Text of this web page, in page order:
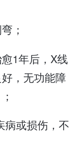
；
1年后，X线
，无功能障
病或损伤，不